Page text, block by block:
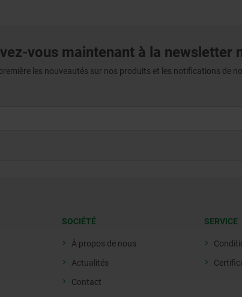
vous maintenant à la newsletter
les nouveautés sur nos produits et les notifications de
SOCIÉTÉ
À propos de nous
Actualités
Contact
SERVICE